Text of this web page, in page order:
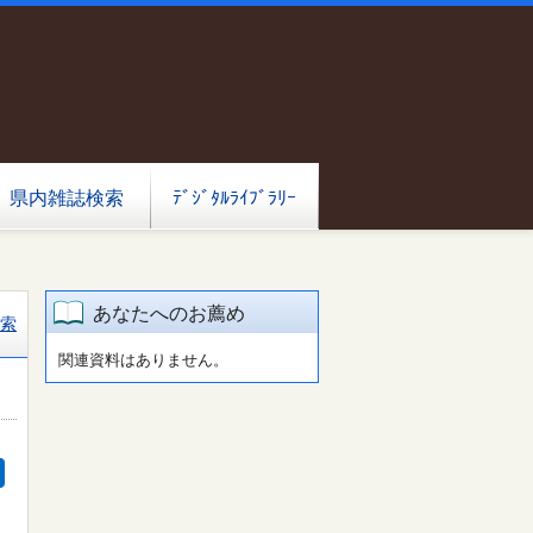
県内雑誌検索 ﾃﾞｼﾞﾀﾙﾗｲﾌﾞﾗﾘｰ
あなたへのお薦め
関連資料はありません。